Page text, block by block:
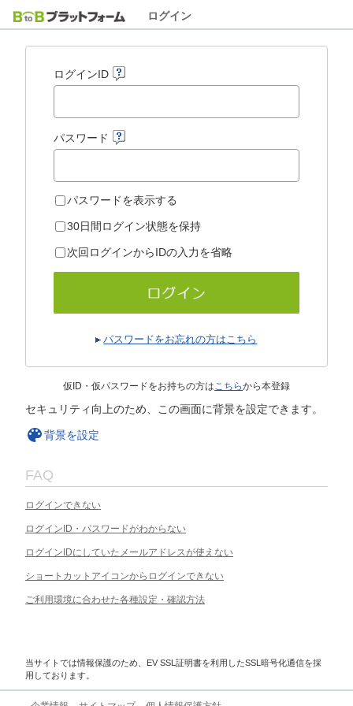
ログイン
ログインID
パスワード
パスワードを表示する
30日間ログイン状態を保持
次回ログインからIDの入力を省略
パスワードをお忘れの方はこちら
仮ID・仮パスワードをお持ちの方はこちらから本登録
セキュリティ向上のため、この画面に背景を設定できます。
背景を設定
FAQ
ログインできない
ログインID・パスワードがわからない
ログインIDにしていたメールアドレスが使えない
ショートカットアイコンからログインできない
ご利用環境に合わせた各種設定・確認方法
当サイトでは情報保護のため、EV SSL証明書を利用したSSL暗号化通信を採
用しております。